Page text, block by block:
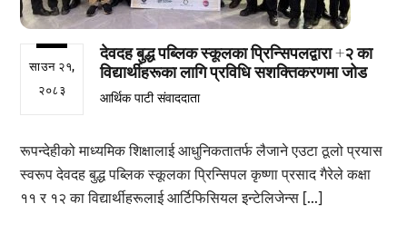
साउन २१,
२०८३
देवदह बुद्ध पब्लिक स्कूलका प्रिन्सिपलद्वारा +२ का
विद्यार्थीहरूका लागि प्रविधि सशक्तिकरणमा जोड
आर्थिक पाटी संवाददाता
रूपन्देहीको माध्यमिक शिक्षालाई आधुनिकतातर्फ लैजाने एउटा ठूलो प्रयास
स्वरूप देवदह बुद्ध पब्लिक स्कूलका प्रिन्सिपल कृष्णा प्रसाद गैरेले कक्षा
११ र १२ का विद्यार्थीहरूलाई आर्टिफिसियल इन्टेलिजेन्स […]